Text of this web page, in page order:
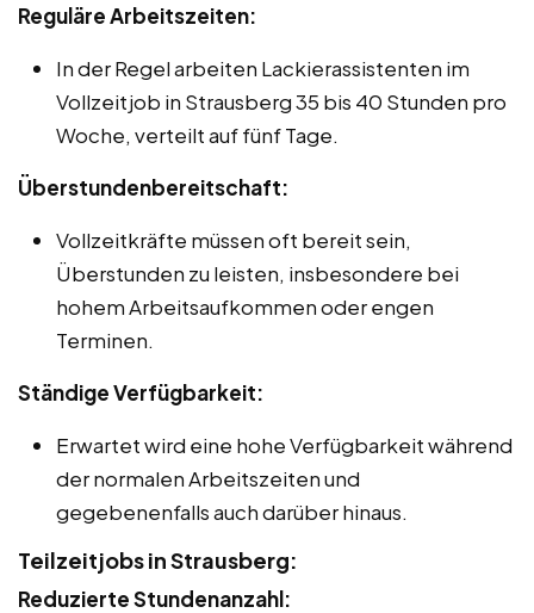
Reguläre Arbeitszeiten:
In der Regel arbeiten Lackierassistenten im
Vollzeitjob in Strausberg 35 bis 40 Stunden pro
Woche, verteilt auf fünf Tage.
Überstundenbereitschaft:
Vollzeitkräfte müssen oft bereit sein,
Überstunden zu leisten, insbesondere bei
hohem Arbeitsaufkommen oder engen
Terminen.
Ständige Verfügbarkeit:
Erwartet wird eine hohe Verfügbarkeit während
der normalen Arbeitszeiten und
gegebenenfalls auch darüber hinaus.
Teilzeitjobs in Strausberg:
Reduzierte Stundenanzahl: